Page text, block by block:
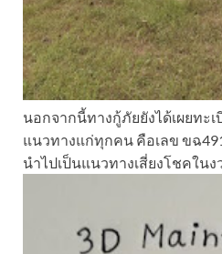
นอกจากนี้ทางกู้ภัยยังได้เผยทะ
แนวทางแก่ทุกคน คือเลข ขฉ
นำไปเป็นแนวทางเสี่ยงโชคในง